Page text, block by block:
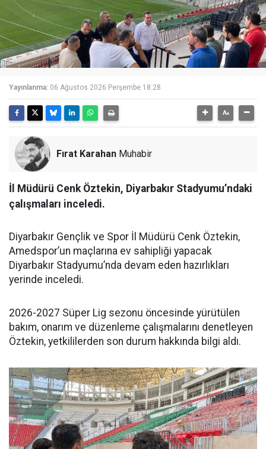
Yayınlanma: 06 Ağustos 2026 Perşembe 18:28
Fırat Karahan Muhabir
İl Müdürü Cenk Öztekin, Diyarbakır Stadyumu’ndaki
çalışmaları inceledi.
Diyarbakır Gençlik ve Spor İl Müdürü Cenk Öztekin,
Amedspor’un maçlarına ev sahipliği yapacak
Diyarbakır Stadyumu’nda devam eden hazırlıkları
yerinde inceledi.
2026-2027 Süper Lig sezonu öncesinde yürütülen
bakım, onarım ve düzenleme çalışmalarını denetleyen
Öztekin, yetkililerden son durum hakkında bilgi aldı.